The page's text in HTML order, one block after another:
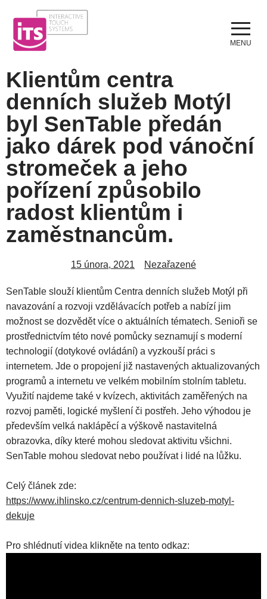
Klientům centra
denních služeb Motýl
byl SenTable předán
jako dárek pod vánoční
stromeček a jeho
pořízení způsobilo
radost klientům i
zaměstnancům.
15 února, 2021 Nezařazené
SenTable slouží klientům Centra denních služeb Motýl při
navazování a rozvoji vzdělávacích potřeb a nabízí jim
možnost se dozvědět více o aktuálních tématech. Senioři se
prostřednictvím této nové pomůcky seznamují s moderní
technologií (dotykové ovládání) a vyzkouší práci s
internetem. Jde o propojení již nastavených aktualizovaných
programů a internetu ve velkém mobilním stolním tabletu.
Využití najdeme také v kvízech, aktivitách zaměřených na
rozvoj paměti, logické myšlení či postřeh. Jeho výhodou je
především velká naklápěcí a výškově nastavitelná
obrazovka, díky které mohou sledovat aktivitu všichni.
SenTable mohou sledovat nebo používat i lidé na lůžku.
Celý článek zde:
https://www.ihlinsko.cz/centrum-dennich-sluzeb-motyl-
dekuje
Pro shlédnutí videa klikněte na tento odkaz: